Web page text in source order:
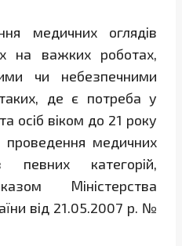
медичних оглядів
на важких роботах,
чи небезпечними
де є потреба у
осіб віком до 21 року
медичних
певних категорій,
Міністерства
від 21.05.2007 р. №